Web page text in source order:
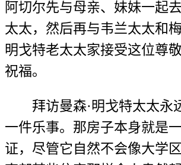
阿切尔先与母亲、妹妹一起
太太，然后再与韦兰太太和
明戈特老太太家接受这位尊
祝福。
拜访曼森·明戈特太太永
一件乐事。那房子本身就是
证，尽管它自然不会像大学